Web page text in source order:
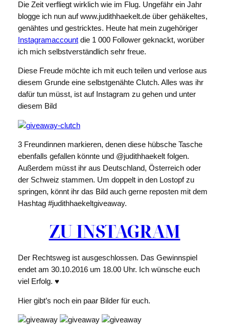
Die Zeit verfliegt wirklich wie im Flug. Ungefähr ein Jahr
blogge ich nun auf www.judithhaekelt.de über gehäkeltes,
genähtes und gestricktes. Heute hat mein zugehöriger
Instagramaccountdie 1 000 Follower geknackt, worüber
ich mich selbstverständlich sehr freue.
Diese Freude möchte ich mit euch teilen und verlose aus
diesem Grunde eine selbstgenähte Clutch. Alles was ihr
dafür tun müsst, ist auf Instagram zu gehen und unter
diesem Bild
3 Freundinnen markieren, denen diese hübsche Tasche
ebenfalls gefallen könnte und @judithhaekelt folgen.
Außerdem müsst ihr aus Deutschland, Österreich oder
der Schweiz stammen. Um doppelt in den Lostopf zu
springen, könnt ihr das Bild auch gerne reposten mit dem
Hashtag #judithhaekeltgiveaway.
ZU INSTAGRAM
Der Rechtsweg ist ausgeschlossen. Das Gewinnspiel
endet am 30.10.2016 um 18.00 Uhr. Ich wünsche euch
viel Erfolg. ♥
Hier gibt’s noch ein paar Bilder für euch.